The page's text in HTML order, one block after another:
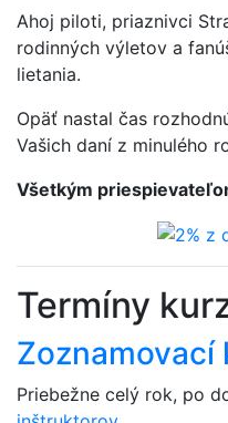
Ahoj piloti, priaznivci
rodinných výletov a
lietania.
Opäť nastal čas
Vašich daní z minulého
Všetkým
Termíny
Zoznamovací
Priebežne celý rok, po